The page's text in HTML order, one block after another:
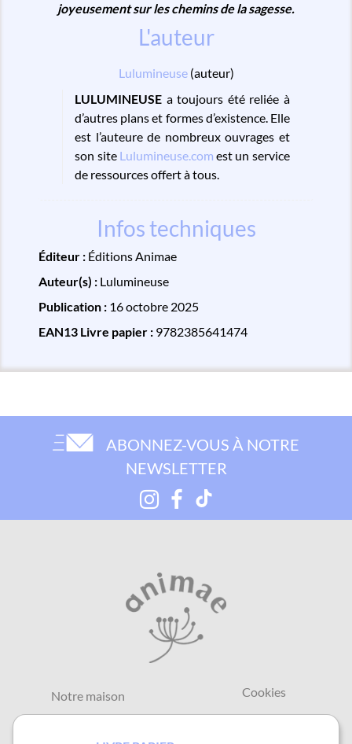
joyeusement sur les chemins de la sagesse.
L'auteur
Lulumineuse(auteur)
LULUMINEUSE a toujours été reliée à
d’autres plans et formes d’existence. Elle
est l’auteure de nombreux ouvrages et
son site Lulumineuse.comest un service
de ressources offert à tous.
Infos techniques
Éditeur : Éditions Animae
Auteur(s) : Lulumineuse
Publication : 16 octobre 2025
EAN13 Livre papier : 9782385641474
ABONNEZ-VOUS À NOTRE
NEWSLETTER
Notre maison Cookies